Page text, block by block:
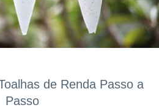
de Renda Passo a
Passo